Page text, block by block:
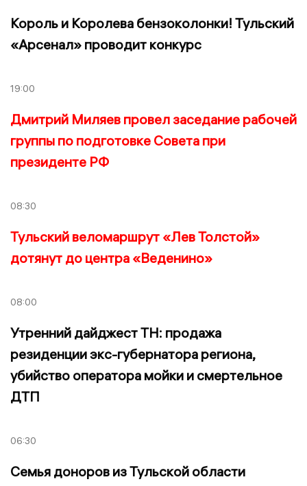
Король и Королева бензоколонки! Тульский
«Арсенал» проводит конкурс
19:00
Дмитрий Миляев провел заседание рабочей
группы по подготовке Совета при
президенте РФ
08:30
Тульский веломаршрут «Лев Толстой»
дотянут до центра «Веденино»
08:00
Утренний дайджест ТН: продажа
резиденции экс-губернатора региона,
убийство оператора мойки и смертельное
ДТП
06:30
Семья доноров из Тульской области